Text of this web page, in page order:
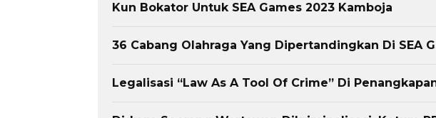
Kun Bokator Untuk SEA Games 2023 Kamboja
36 Cabang Olahraga Yang Dipertandingkan Di SEA
Legalisasi “Law As A Tool Of Crime” Di